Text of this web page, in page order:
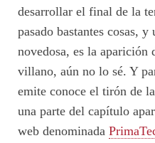
desarrollar el final de la
pasado bastantes cosas,
novedosa, es la aparición
villano, aún no lo sé. Y
emite conoce el tirón de
una parte del capítulo
web denominada